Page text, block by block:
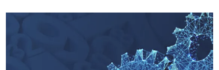
Schaus & Associés S.A., Itzig (Time-in) ab 03/2021
Torrefakt S.à.r.l., Wemperhardt (Cash-in, Pos-in) ab 03/2021
Asskuranz AG, Luxemburg (Time-in) ab 03/2021
EPS, Büllingen (Book-in, Trade-in, Time-in) ab 2/2021
MFN – HaRa, Eiterbach (Book-in) ab 02/2021